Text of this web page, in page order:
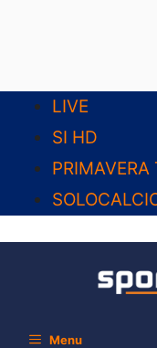
contenuto
LIVE
SI HD
PRIMAVERA
Menu